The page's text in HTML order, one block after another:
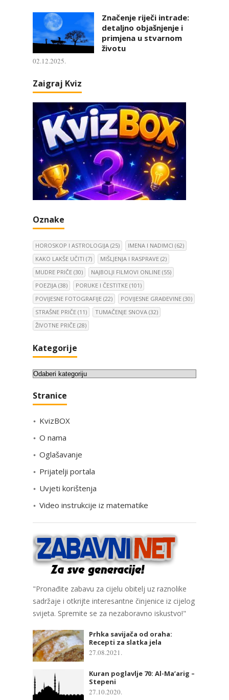
Značenje riječi intrade:
detaljno objašnjenje i
primjena u stvarnom
životu
02.12.2025.
Zaigraj Kviz
Oznake
HOROSKOP I ASTROLOGIJA (25) IMENA I NADIMCI (62)
KAKO LAKŠE UČITI (7) MIŠLJENJA I RASPRAVE (2)
MUDRE PRIČE (30) NAJBOLJI FILMOVI ONLINE (55)
POEZIJA (38) PORUKE I ČESTITKE (101)
POVIJESNE FOTOGRAFIJE (22) POVIJESNE GRAĐEVINE (30)
STRAŠNE PRIČE (11) TUMAČENJE SNOVA (32)
ŽIVOTNE PRIČE (28)
Kategorije
K
t
g
i
j
Stranice
KvizBOX
O nama
Oglašavanje
Prijatelji portala
Uvjeti korištenja
Video instrukcije iz matematike
"Pronađite zabavu za cijelu obitelj uz raznolike
sadržaje i otkrijte interesantne činjenice iz cijelog
svijeta. Spremite se za nezaboravno iskustvo!"
Prhka savijača od oraha:
Recepti za slatka jela
27.08.2021.
Kuran poglavlje 70: Al-Ma’arig –
Stepeni
27.10.2020.